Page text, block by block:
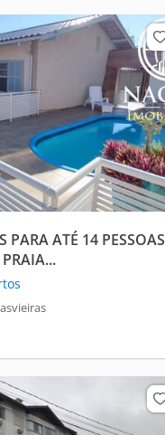
PARA ATÉ 14 PESSOAS